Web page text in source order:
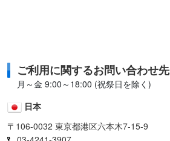
ご利用に関するお問い合わせ先
月～金 9:00～18:00 (祝祭日を除く)
日本
〒106-0032 東京都港区六本木7-15-9